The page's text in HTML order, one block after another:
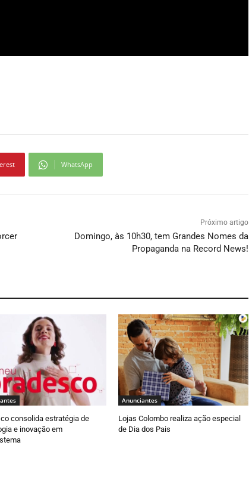
WhatsApp
Próximo artigo
Domingo, às 10h30, tem Grandes Nomes da
Propaganda na Record News!
consolida estratégia de
e inovação em
Anunciantes
Lojas Colombo realiza ação especial
de Dia dos Pais